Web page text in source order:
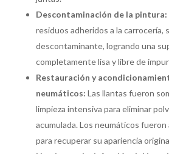
Descontaminación de la pintura:
residuos adheridos a la carrocería,
descontaminante, logrando una
completamente lisa y libre de
Restauración y
neumáticos: Las llantas fueron
limpieza intensiva para eliminar
acumulada. Los neumáticos
para recuperar su apariencia